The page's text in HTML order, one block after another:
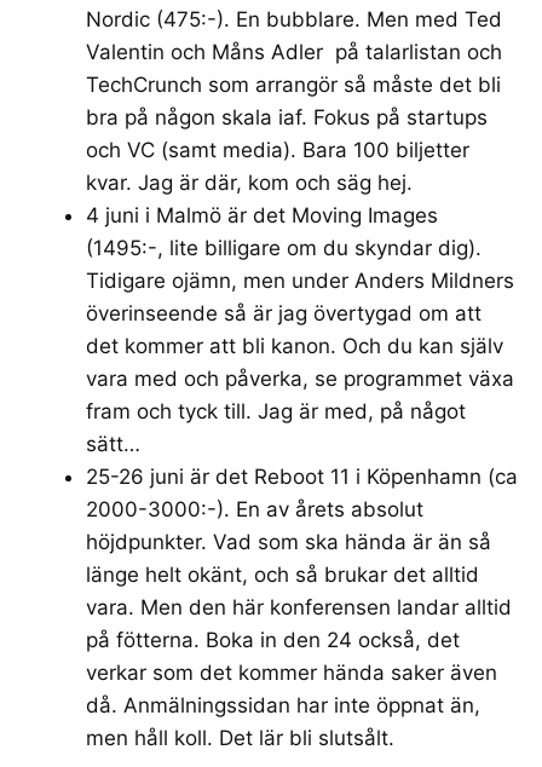
Nordic (475:-). En bubblare. Men med Ted
Valentin och Måns Adler på talarlistan och
TechCrunch som arrangör så måste det bli
bra på någon skala iaf. Fokus på startups
och VC (samt media). Bara 100 biljetter
kvar. Jag är där, kom och säg hej.
4 juni i Malmö är det Moving Images
(1495:-, lite billigare om du skyndar dig).
Tidigare ojämn, men under Anders Mildners
överinseende så är jag övertygad om att
det kommer att bli kanon. Och du kan själv
vara med och påverka, se programmet växa
fram och tyck till. Jag är med, på något
sätt…
25-26 juni är det Reboot 11 i Köpenhamn (ca
2000-3000:-). En av årets absolut
höjdpunkter. Vad som ska hända är än så
länge helt okänt, och så brukar det alltid
vara. Men den här konferensen landar alltid
på fötterna. Boka in den 24 också, det
verkar som det kommer hända saker även
då. Anmälningssidan har inte öppnat än,
men håll koll. Det lär bli slutsålt.